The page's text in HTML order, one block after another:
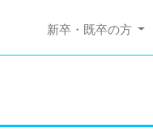
新卒・既卒の方